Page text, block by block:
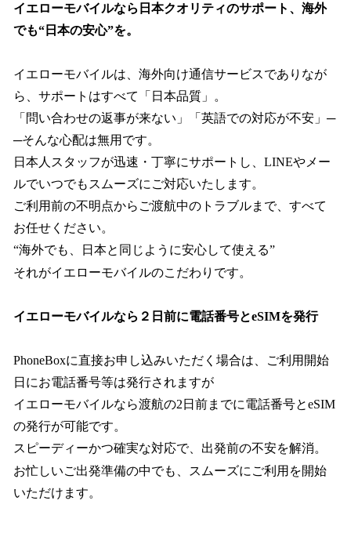
イエローモバイルなら日本クオリティのサポート、海外
でも“日本の安心”を。
イエローモバイルは、海外向け通信サービスでありなが
ら、サポートはすべて「日本品質」。
「問い合わせの返事が来ない」「英語での対応が不安」─
─そんな心配は無用です。
日本人スタッフが迅速・丁寧にサポートし、LINEやメー
ルでいつでもスムーズにご対応いたします。
ご利用前の不明点からご渡航中のトラブルまで、すべて
お任せください。
“海外でも、日本と同じように安心して使える”
それがイエローモバイルのこだわりです。
イエローモバイルなら２日前に電話番号とeSIMを発行
PhoneBoxに直接お申し込みいただく場合は、ご利用開始
日にお電話番号等は発行されますが
イエローモバイルなら渡航の2日前までに電話番号とeSIM
の発行が可能です。
スピーディーかつ確実な対応で、出発前の不安を解消。
お忙しいご出発準備の中でも、スムーズにご利用を開始
いただけます。